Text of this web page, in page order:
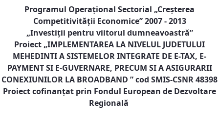
Programul Operaţional Sectorial „Creşterea
Competitivităţii Economice” 2007 - 2013
„Investiţii pentru viitorul dumneavoastră”
Proiect „IMPLEMENTAREA LA NIVELUL JUDETULUI
MEHEDINTI A SISTEMELOR INTEGRATE DE E-TAX, E-
PAYMENT SI E-GUVERNARE, PRECUM SI A ASIGURARII
CONEXIUNILOR LA BROADBAND ” cod SMIS-CSNR 48398
Proiect cofinanţat prin Fondul European de Dezvoltare
Regională